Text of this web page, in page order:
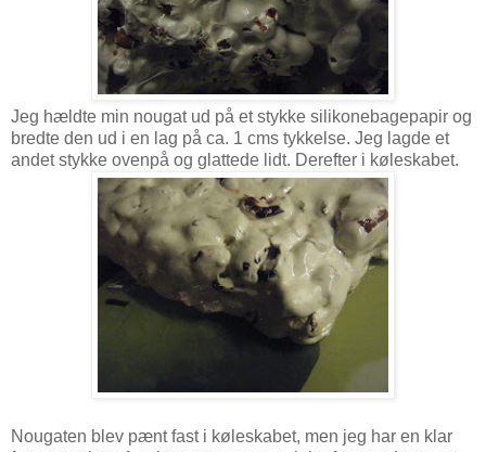
Jeg hældte min nougat ud på et stykke silikonebagepapir og
bredte den ud i en lag på ca. 1 cms tykkelse. Jeg lagde et
andet stykke ovenpå og glattede lidt. Derefter i køleskabet.
Nougaten blev pænt fast i køleskabet, men jeg har en klar